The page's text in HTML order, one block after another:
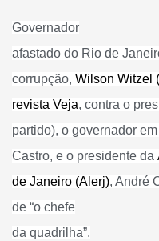
Governador
afastado do Rio de
corrupção, Wilson Witzel
revista Veja, contra o
partido), o governador
Castro, e o presidente da
de Janeiro (Alerj), André
de “o chefe
da quadrilha”.